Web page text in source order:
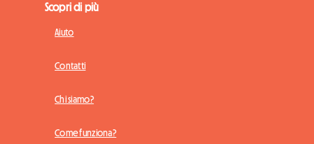
Scopri di più
Aiuto
Contatti
Chi siamo?
Come funziona?